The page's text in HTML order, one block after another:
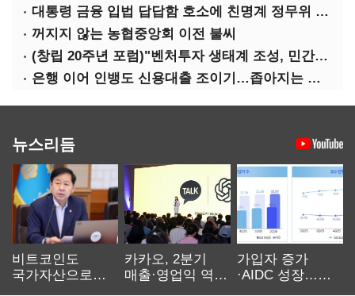
대통령 금융 입법 답답함 호소에 친명계 정무위 무더기 지원
꺼지지 않는 농협중앙회 이전 불씨
(창립 20주년 포럼)"벤처투자 생태계 조성, 민간자본이 주도해야"
은행 이어 인뱅도 신용대출 조이기…좁아지는 급전 창구
뉴스리듬
비트코인도
국가자산으로…'
카카오, 2분기
매출·영업익 역대
가입자 증가
·AIDC 성장…